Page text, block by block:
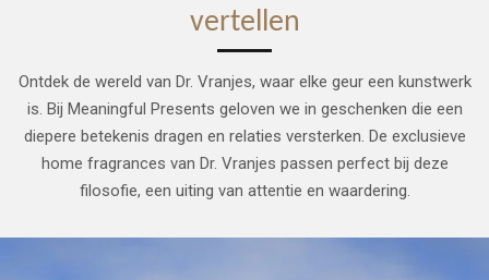
vertellen
Ontdek de wereld van Dr. Vranjes, waar elke geur een kunstwerk
is. Bij Meaningful Presents geloven we in geschenken die een
diepere betekenis dragen en relaties versterken. De exclusieve
home fragrances van Dr. Vranjes passen perfect bij deze
filosofie, een uiting van attentie en waardering.